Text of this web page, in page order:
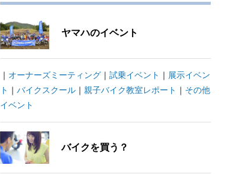
ヤマハのイベント
｜ オーナーズミーティング｜ 試乗イベント ｜ 展示イベン
ト ｜ バイクスクール｜ 親子バイク教室レポート ｜ その他
イベント
バイクを買う？